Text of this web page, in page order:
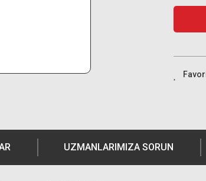
UZMANLARIMIZA SORUN